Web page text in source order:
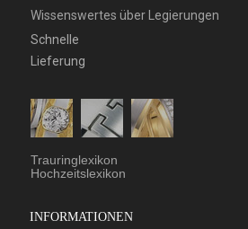
Wissenswertes über Legierungen
Schnelle
Lieferung
Trauringlexikon
Hochzeitslexikon
INFORMATIONEN